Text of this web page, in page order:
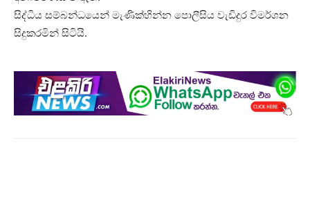
සිද්ධිය සම්බන්ධයෙන් මැණික්හින්න පොලීසිය වැඩිදුර විමර්ශන
සිදුකරමින් සිටියි.